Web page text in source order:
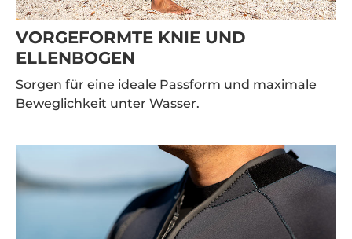
VORGEFORMTE KNIE UND
ELLENBOGEN
Sorgen für eine ideale Passform und maximale
Beweglichkeit unter Wasser.